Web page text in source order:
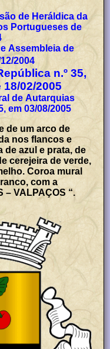
de Heráldica da
Portugueses de
Assembleia de
2004
n.º 35,
18/02/2005
de Autarquias
em 03/08/2005
de um arco de
nos flancos e
de azul e prata, de
cerejeira de verde,
Coroa mural
com a
– VALPAÇOS “.